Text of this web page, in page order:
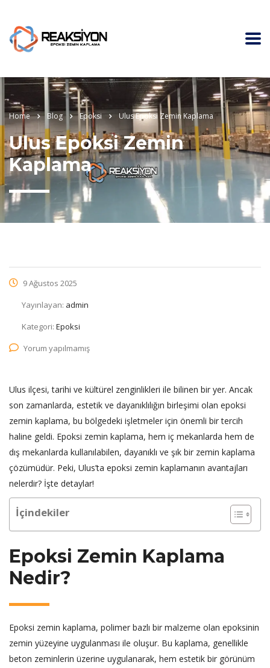
Home Blog Epoksi Ulus Epoksi Zemin Kaplama
Ulus Epoksi Zemin
Kaplama
9 Ağustos 2025
Yayınlayan: admin
Kategori: Epoksi
Yorum yapılmamış
Ulus ilçesi, tarihi ve kültürel zenginlikleri ile bilinen bir yer. Ancak
son zamanlarda, estetik ve dayanıklılığın birleşimi olan epoksi
zemin kaplama, bu bölgedeki işletmeler için önemli bir tercih
haline geldi. Epoksi zemin kaplama, hem iç mekanlarda hem de
dış mekanlarda kullanılabilen, dayanıklı ve şık bir zemin kaplama
çözümüdür. Peki, Ulus’ta epoksi zemin kaplamanın avantajları
nelerdir? İşte detaylar!
İçindekiler
Epoksi Zemin Kaplama
Nedir?
Epoksi zemin kaplama, polimer bazlı bir malzeme olan epoksinin
zemin yüzeyine uygulanması ile oluşur. Bu kaplama, genellikle
beton zeminlerin üzerine uygulanarak, hem estetik bir görünüm